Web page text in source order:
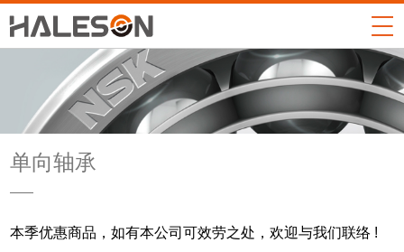
单向轴承
本季优惠商品，如有本公司可效劳之处，欢迎与我们联络 !